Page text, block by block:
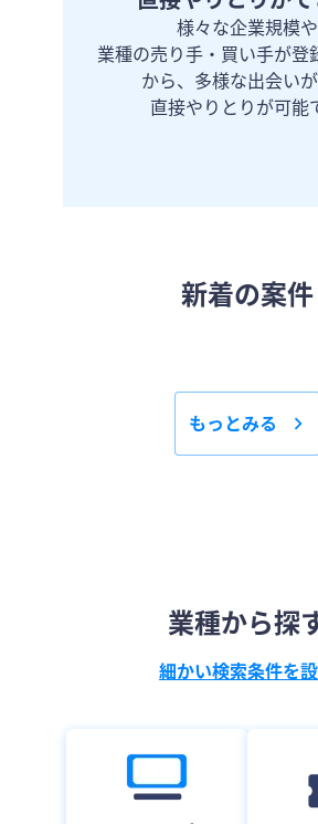
様々な企業規模や
業種の売り手・買い手が登
から、多様な出会い
直接やりとりが可能
新着の案件
もっとみる
業種から探
細かい検索条件を